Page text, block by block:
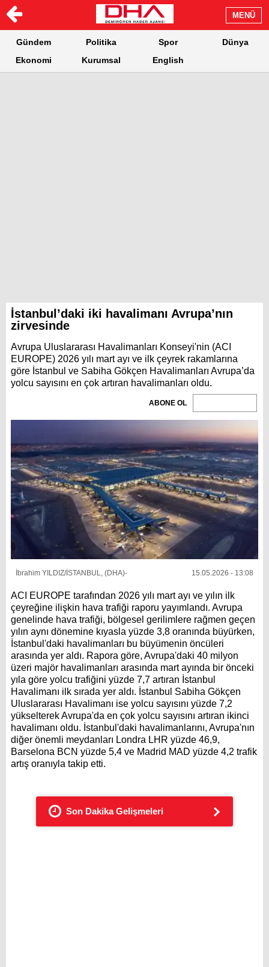
MENÜ
Gündem Politika Spor
Dünya
Ekonomi
Kurumsal English
İstanbul’daki iki havalimanı Avrupa’nın
zirvesinde
Avrupa Uluslararası Havalimanları Konseyi'nin (ACI
EUROPE) 2026 yılı mart ayı ve ilk çeyrek rakamlarına
göre İstanbul ve Sabiha Gökçen Havalimanları Avrupa’da
yolcu sayısını en çok artıran havalimanları oldu.
ABONE OL
15.05.2026 - 13:08
İbrahim YILDIZ/İSTANBUL, (DHA)-
ACI EUROPE tarafından 2026 yılı mart ayı ve yılın ilk
çeyreğine ilişkin hava trafiği raporu yayımlandı. Avrupa
genelinde hava trafiği, bölgesel gerilimlere rağmen geçen
yılın aynı dönemine kıyasla yüzde 3,8 oranında büyürken,
İstanbul'daki havalimanları bu büyümenin öncüleri
arasında yer aldı. Rapora göre, Avrupa'daki 40 milyon
üzeri majör havalimanları arasında mart ayında bir önceki
yıla göre yolcu trafiğini yüzde 7,7 artıran İstanbul
Havalimanı ilk sırada yer aldı. İstanbul Sabiha Gökçen
Uluslararası Havalimanı ise yolcu sayısını yüzde 7,2
yükselterek Avrupa'da en çok yolcu sayısını artıran ikinci
havalimanı oldu. İstanbul'daki havalimanlarını, Avrupa'nın
diğer önemli meydanları Londra LHR yüzde 46,9,
Barselona BCN yüzde 5,4 ve Madrid MAD yüzde 4,2 trafik
artış oranıyla takip etti.
Son Dakika Gelişmeleri